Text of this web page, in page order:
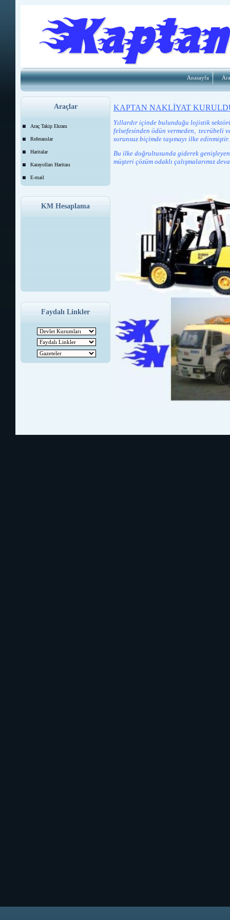
Anasayfa
Araçlar
Araç Takip Ekranı
Referanslar
Haritalar
Karayolları Haritası
E-mail
KM Hesaplama
Faydalı Linkler
KAPTAN NAKLİYAT
Yıllardır içinde bulunduğu lojistik
felsefesinden ödün vermeden, tecrübeli
sorunsuz biçimde taşımayı ilke edinmiştir.
Bu ilke doğrultusunda giderek
müşteri çözüm odaklı çalışmalarımız